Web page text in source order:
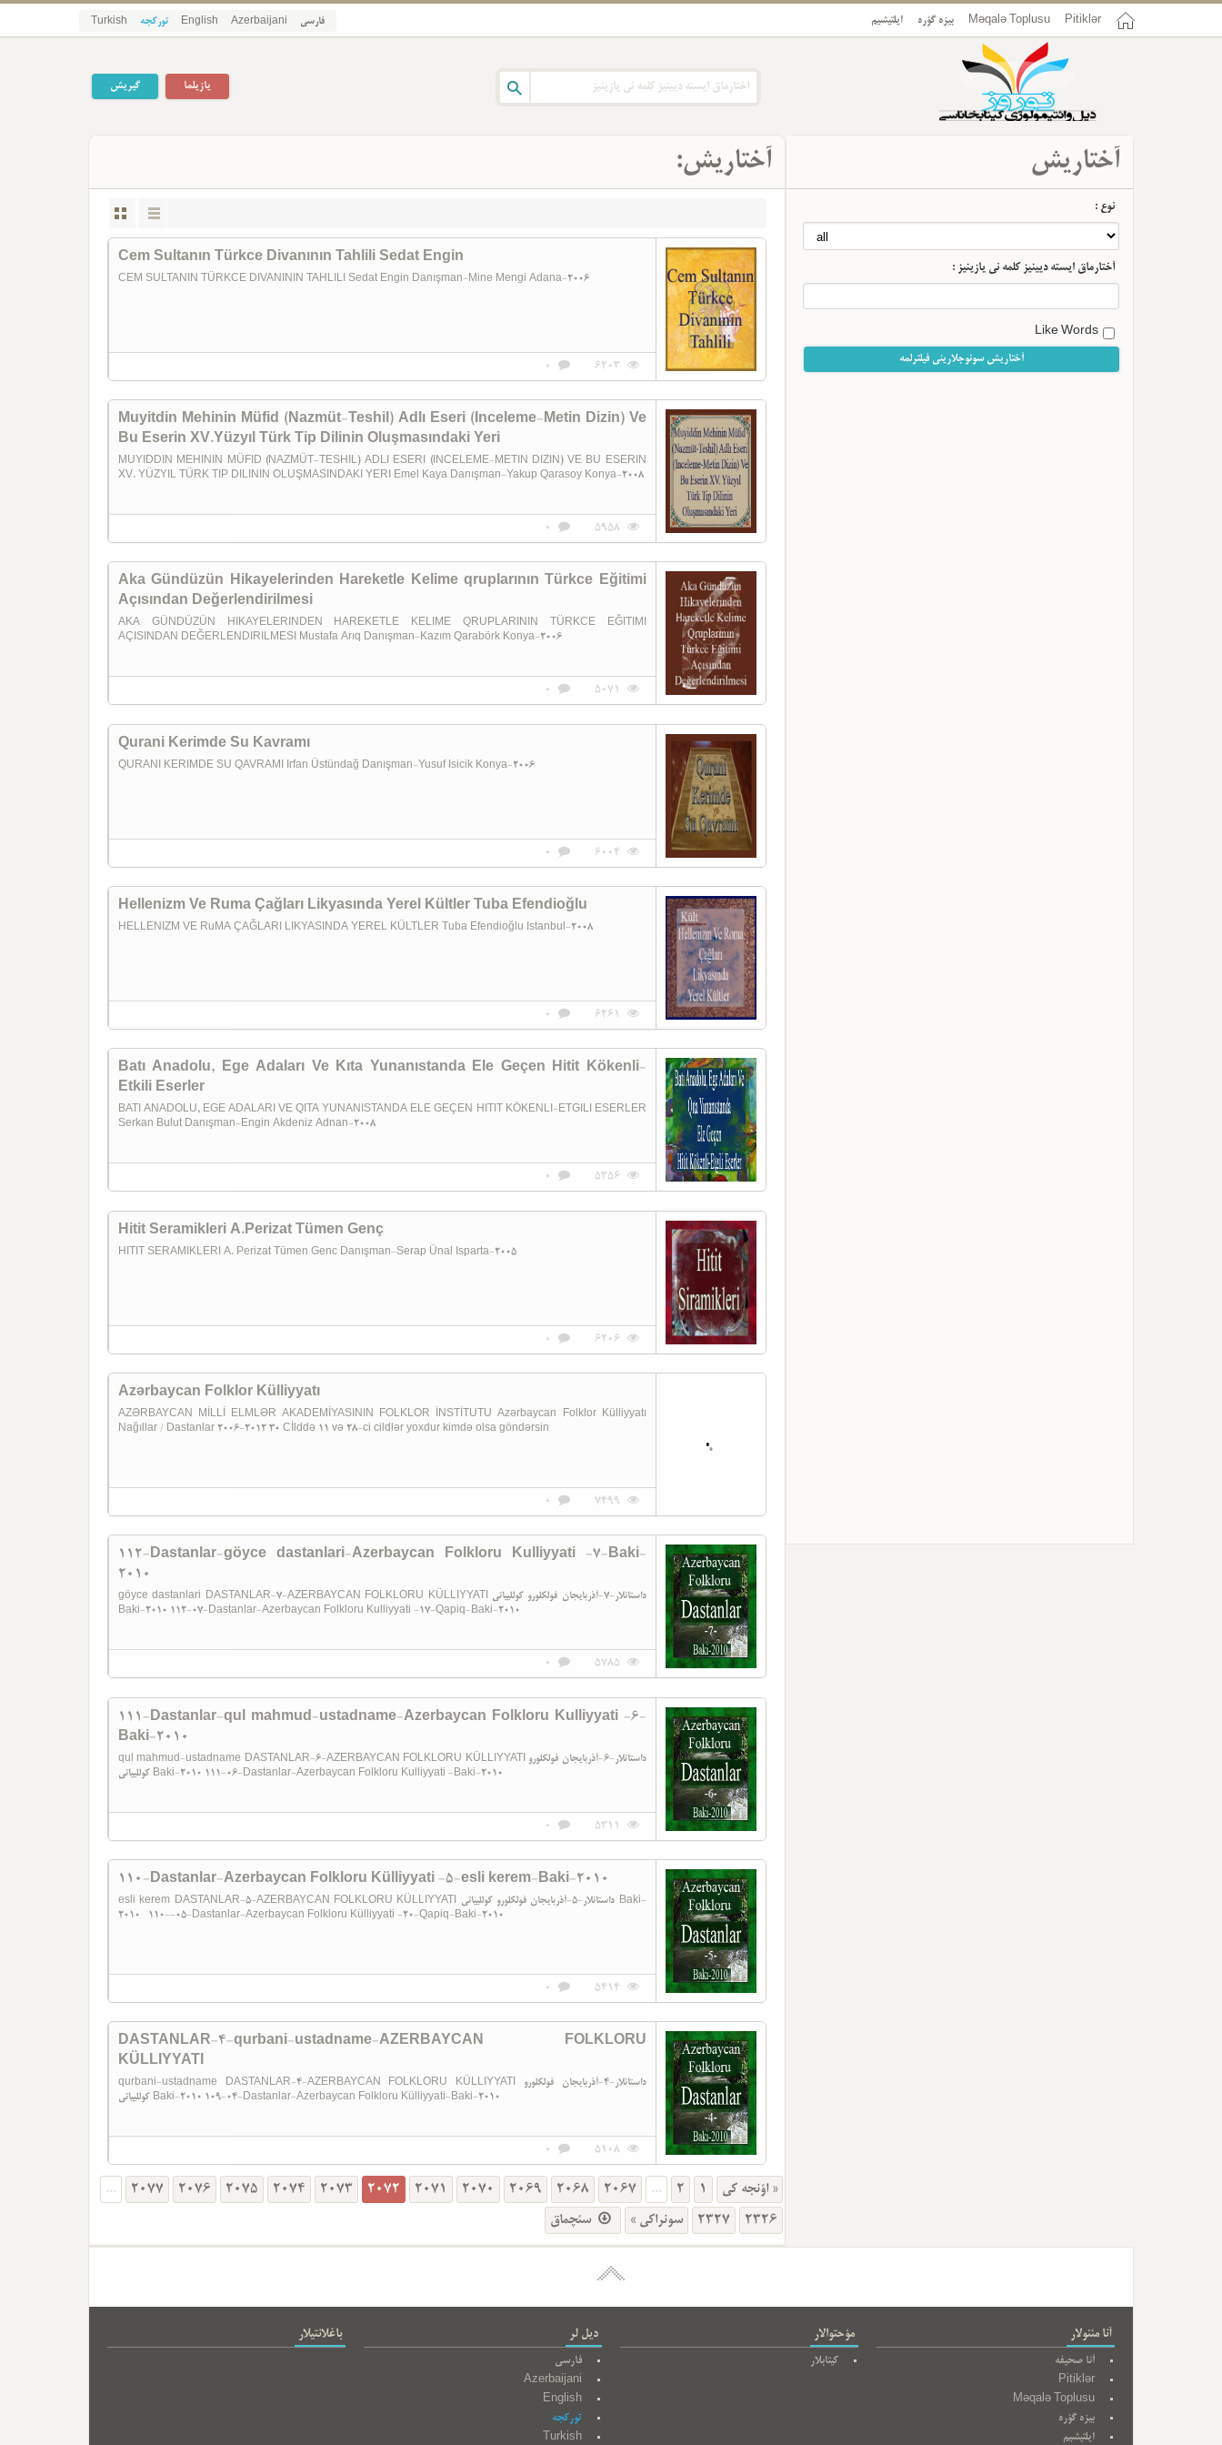
Pitiklər
Məqalə Toplusu بیزه گؤره ایلتیشیم فارسی Azerbaijani
English تورکجه Turkish
گیریش یازیلما
آختاریش:
Cem Sultanın Türkce Divanının Tahlili Sedat Engin
CEM SULTANIN TÜRKCE DIVANININ TAHLILI Sedat Engin Danışman-Mine Mengi Adana-2006
6203
0
Muyitdin Mehinin Müfid (Nazmüt-Teshil) Adlı Eseri (Inceleme-Metin Dizin) Ve
Bu Eserin XV.Yüzyıl Türk Tip Dilinin Oluşmasındaki Yeri
MUYIDDIN MEHININ MÜFID (NAZMÜT-TESHIL) ADLI ESERI (INCELEME-METIN DIZIN) VE BU ESERIN
XV. YÜZYIL TÜRK TIP DILININ OLUŞMASINDAKI YERI Emel Kaya Danışman-Yakup Qarasoy Konya-2008
5958
0
Aka Gündüzün Hikayelerinden Hareketle Kelime qruplarının Türkce Eğitimi
Açısından Değerlendirilmesi
AKA GÜNDÜZÜN HIKAYELERINDEN HAREKETLE KELIME QRUPLARININ TÜRKCE EĞITIMI
AÇISINDAN DEĞERLENDIRILMESI Mustafa Arıq Danışman-Kazım Qarabörk Konya-2006
5071
0
Qurani Kerimde Su Kavramı
QURANI KERIMDE SU QAVRAMI Irfan Üstündağ Danışman-Yusuf Isicik Konya-2006
6004
0
Hellenizm Ve Ruma Çağları Likyasında Yerel Kültler Tuba Efendioğlu
HELLENIZM VE RuMA ÇAĞLARI LIKYASINDA YEREL KÜLTLER Tuba Efendioğlu Istanbul-2008
6261
0
Batı Anadolu, Ege Adaları Ve Kıta Yunanıstanda Ele Geçen Hitit Kökenli-
Etkili Eserler
BATI ANADOLU, EGE ADALARI VE QITA YUNANISTANDA ELE GEÇEN HITIT KÖKENLI-ETGILI ESERLER
Serkan Bulut Danışman-Engin Akdeniz Adnan-2008
5356
0
Hitit Seramikleri A.Perizat Tümen Genç
HITIT SERAMIKLERI A. Perizat Tümen Genc Danışman-Serap Ünal Isparta-2005
6206
0
Azərbaycan Folklor Külliyyatı
AZƏRBAYCAN MİLLİ ELMLƏR AKADEMİYASININ FOLKLOR İNSTİTUTU Azərbaycan Folklor Külliyyatı
Nağıllar / Dastanlar 2006-2012 30 Cİlddə 11 və 28-ci cildlər yoxdur kimdə olsa göndərsin
7499
0
112-Dastanlar-göyce dastanlari-Azerbaycan Folkloru Kulliyyati -7-Baki-
2010
göyce dastanlari DASTANLAR-7-AZERBAYCAN FOLKLORU KÜLLIYYATI داستانلار-7-آذربایجان فولکلورو کوللییاتی
Baki-2010 112-07-Dastanlar-Azerbaycan Folkloru Kulliyyati -17-Qapiq-Baki-2010
5785
0
111-Dastanlar-qul mahmud-ustadname-Azerbaycan Folkloru Kulliyyati -6-
Baki-2010
qul mahmud-ustadname ​ DASTANLAR-6-AZERBAYCAN FOLKLORU KÜLLIYYATI داستانلار-6-آذربایجان فولکلورو
کوللییاتی Baki-2010 111-06-Dastanlar-Azerbaycan Folkloru Kulliyyati -Baki-2010
5311
0
110-Dastanlar-Azerbaycan Folkloru Külliyyati -5-esli kerem-Baki-2010
esli kerem DASTANLAR-5-AZERBAYCAN FOLKLORU KÜLLIYYATI داستانلار-5-آذربایجان فولکلورو کوللییاتی Baki-
2010 110--05-Dastanlar-Azerbaycan Folkloru Külliyyati -20-Qapiq-Baki-2010
5414
0
DASTANLAR-4-qurbani-ustadname-AZERBAYCAN FOLKLORU
KÜLLIYYATI
qurbani-ustadname DASTANLAR-4-AZERBAYCAN FOLKLORU KÜLLIYYATI داستانلار-4-آذربایجان فولکلورو
کوللییاتی Baki-2010 109-04-Dastanlar-Azerbaycan Folkloru Külliyyati-Baki-2010
5108
0
« اؤنجه کی 1
2
...
2067
2068
2069
2070
2071
2072
2073
2074
2075
2076
2077
...
2326
2327 سونراکی » سئچماق
آختاریش
نوع :
آختارماق ایسته دیینیز کلمه نی یازینیز :
Like Words
باغلانتیلار دیل لر
فارسی
Azerbaijani
English
تورکجه
Turkish
مؤحتوالار
کیتابلار
آنا مئنولار
آنا صحیفه
Pitiklər
Məqalə Toplusu
بیزه گؤره
ایلتیشیم